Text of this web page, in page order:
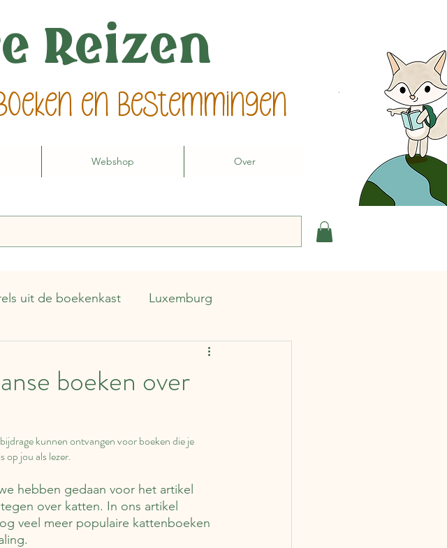
Reizen
en bestemmingen
Webshop Over
uit de boekenkast Luxemburg
Spanje
boeken over
kunnen ontvangen voor boeken die je
op jou als lezer.
hebben gedaan voor het artikel
over katten. In ons artikel
veel meer populaire kattenboeken